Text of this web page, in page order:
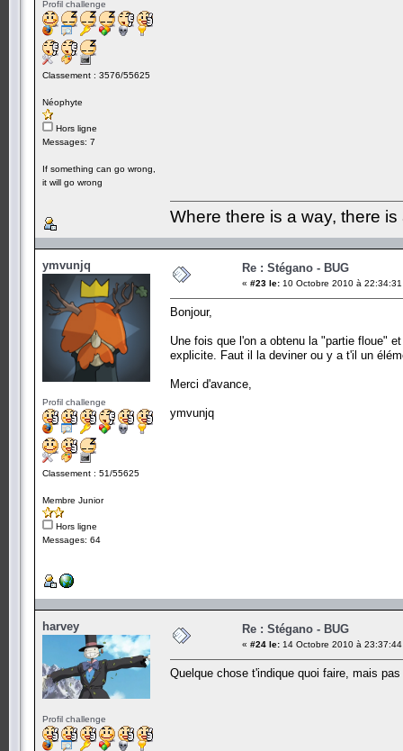
Profil challenge
Classement : 3576/55625
Néophyte
Hors ligne
Messages: 7
If something can go wrong,
it will go wrong
Where there is a way, there is
ymvunjq
Profil challenge
Classement : 51/55625
Membre Junior
Hors ligne
Messages: 64
Re : Stégano - BUG
« #23 le: 10 Octobre 2010 à
Bonjour,
Une fois que l'on a obtenu la "partie floue"
explicite. Faut il la deviner ou y a t'il un
Merci d'avance,
ymvunjq
harvey
Profil challenge
Re : Stégano - BUG
« #24 le: 14 Octobre 2010 à
Quelque chose t'indique quoi faire, mais